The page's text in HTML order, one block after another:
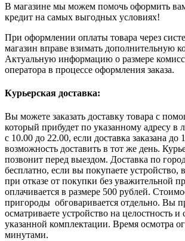
В магазине мы можем помочь оформить
кредит на самых выгодных условиях!
При оформлении оплаты товара через
магазин вправе взимать дополнительную
Актуальную информацию о размере
оператора в процессе оформления заказа.
Курьерская доставка:
Вы можете заказать доставку товара с
который прибудет по указанному адресу в
с 10.00 до 22.00, если доставка заказана до
возможность доставить в тот же день.
позвонит перед выездом. Доставка по
бесплатно, если вы покупаете устройство,
при отказе от покупки без уважительной
оплачивается в размере 500 рублей.
пригороды обговаривается отдельно. Вы
осматриваете устройство на целостность и
указанной комплектации. Время осмотра
минутами.